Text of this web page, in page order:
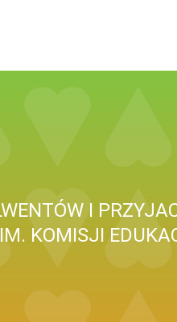
I
KOMISJI